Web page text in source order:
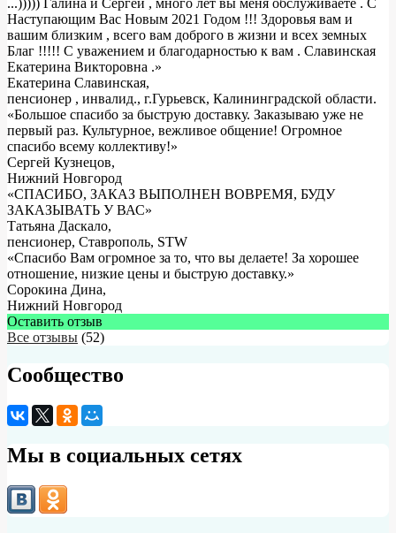
...))))) Галина и Сергей , много лет вы меня обслуживаете . С
Наступающим Вас Новым 2021 Годом !!! Здоровья вам и
вашим близким , всего вам доброго в жизни и всех земных
Благ !!!!! С уважением и благодарностью к вам . Славинская
Екатерина Викторовна .»
Екатерина Славинская,
пенсионер , инвалид., г.Гурьевск, Калининградской области.
«Большое спасибо за быструю доставку. Заказываю уже не
первый раз. Культурное, вежливое общение! Огромное
спасибо всему коллективу!»
Сергей Кузнецов,
Нижний Новгород
«СПАСИБО, ЗАКАЗ ВЫПОЛНЕН ВОВРЕМЯ, БУДУ
ЗАКАЗЫВАТЬ У ВАС»
Татьяна Даскало,
пенсионер, Ставрополь, STW
«Спасибо Вам огромное за то, что вы делаете! За хорошее
отношение, низкие цены и быструю доставку.»
Сорокина Дина,
Нижний Новгород
Оставить отзыв
Все отзывы (52)
Сообщество
Мы в социальных сетях